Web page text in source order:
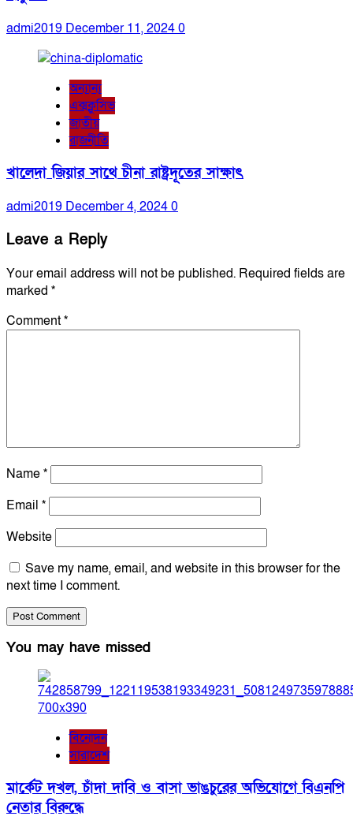
admi2019 December 11, 20240
অন্যান্য
এক্সক্লুসিভ
জাতীয়
রাজনীতি
খালেদা জিয়ার সাথে চীনা রাষ্ট্রদূতের সাক্ষাৎ
admi2019 December 4, 20240
Leave a Reply
Your email address will not be published. Required fields are
marked *
Comment*
Name*
Email *
Website
Save my name, email, and website in this browser for the
next time I comment.
You may have missed
বিনোদন
সারাদেশ
মার্কেট দখল, চাঁদা দাবি ও বাসা ভাঙচুরের অভিযোগে বিএনপি
নেতার বিরুদ্ধে